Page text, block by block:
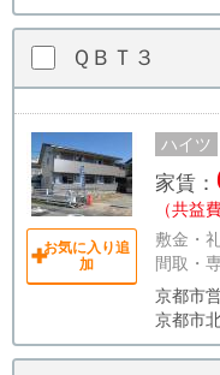
ＱＢＴ３
お気に入り追
加
ハイツ
家賃：
（共益
敷金・
間取・
京都市
京都市